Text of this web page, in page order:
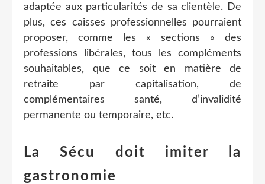
adaptée aux particularités de sa clientèle. De
plus, ces caisses professionnelles pourraient
proposer, comme les « sections » des
professions libérales, tous les compléments
souhaitables, que ce soit en matière de
retraite par capitalisation, de
complémentaires santé, d’invalidité
permanente ou temporaire, etc.
La Sécu doit imiter la
gastronomie